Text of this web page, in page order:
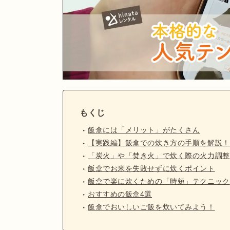
もくじ
飯盒には「メリット」がたくさん
【実践編】飯盒での炊き方の手順を解説！
「炭火」や「焚き火」で炊く際の火力調
飯盒でお米を失敗せずに炊くポイント
飯盒で楽に炊くための「時短」テクニック
おすすめの飯盒4選
飯盒でおいしいご飯を炊いてみよう！